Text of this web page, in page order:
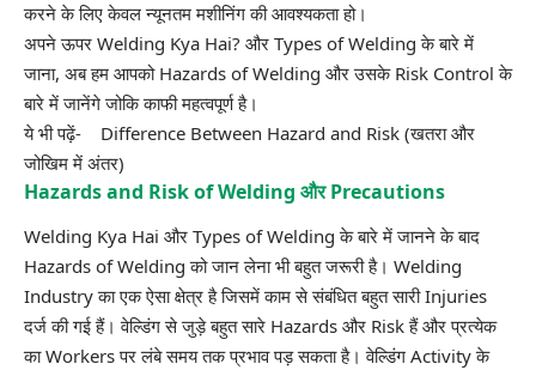
करने के लिए केवल न्यूनतम मशीनिंग की आवश्यकता हो।
अपने ऊपर Welding Kya Hai? और Types of Welding के बारे में
जाना, अब हम आपको Hazards of Welding और उसके Risk Control के
बारे में जानेंगे जोकि काफी महत्वपूर्ण है।
ये भी पढ़ें- Difference Between Hazard and Risk (खतरा और
जोखिम में अंतर)
Hazards and Risk of Welding और Precautions
Welding Kya Hai और Types of Welding के बारे में जानने के बाद
Hazards of Welding को जान लेना भी बहुत जरूरी है। Welding
Industry का एक ऐसा क्षेत्र है जिसमें काम से संबंधित बहुत सारी Injuries
दर्ज की गई हैं। वेल्डिंग से जुड़े बहुत सारे Hazards और Riskहैं और प्रत्येक
का Workers पर लंबे समय तक प्रभाव पड़ सकता है। वेल्डिंग Activity के